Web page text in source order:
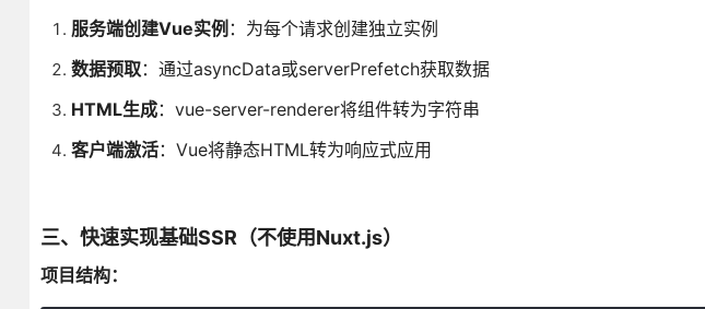
服务端创建Vue实例 ：为每个请求创建独立实例
数据预取：通过asyncData或serverPrefetch获取数据
HTML生成：vue-server-renderer将组件转为字符串
客户端激活：Vue将静态HTML转为响应式应用
三、快速实现基础SSR（不使用Nuxt.js）
项目结构：